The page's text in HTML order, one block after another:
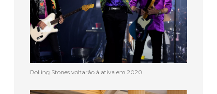
Rolling Stones voltarão à ativa em 2020